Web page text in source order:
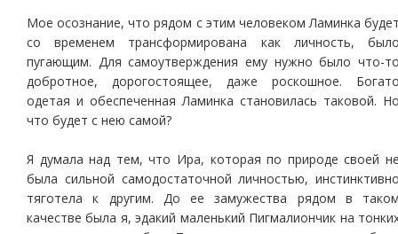
Мое осознание, что рядом с этим человеком Ламинка
со временем трансформирована как личность,
пугающим. Для самоутверждения ему нужно было что-
добротное, дорогостоящее, даже роскошное.
одетая и обеспеченная Ламинка становилась таковой.
что будет с нею самой?
Я думала над тем, что Ира, которая по природе своей
была сильной самодостаточной личностью,
тяготела к другим. До ее замужества рядом в
качестве была я, эдакий маленький Пигмалиончик на